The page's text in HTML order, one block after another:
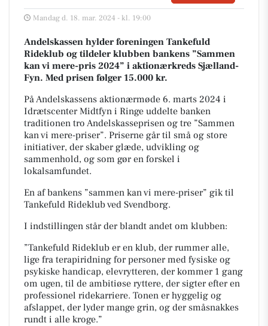
Mandag d. 18. mar. 2024 - kl. 19:00
Andelskassen hylder foreningen Tankefuld
Rideklub og tildeler klubben bankens ”Sammen
kan vi mere-pris 2024” i aktionærkreds Sjælland-
Fyn. Med prisen følger 15.000 kr.
På Andelskassens aktionærmøde 6. marts 2024 i
Idrætscenter Midtfyn i Ringe uddelte banken
traditionen tro Andelskasseprisen og tre ”Sammen
kan vi mere-priser”. Priserne går til små og store
initiativer, der skaber glæde, udvikling og
sammenhold, og som gør en forskel i
lokalsamfundet.
En af bankens ”sammen kan vi mere-priser” gik til
Tankefuld Rideklub ved Svendborg.
I indstillingen står der blandt andet om klubben:
”Tankefuld Rideklub er en klub, der rummer alle,
lige fra terapiridning for personer med fysiske og
psykiske handicap, elevrytteren, der kommer 1 gang
om ugen, til de ambitiøse ryttere, der sigter efter en
professionel ridekarriere. Tonen er hyggelig og
afslappet, der lyder mange grin, og der småsnakkes
rundt i alle kroge.”